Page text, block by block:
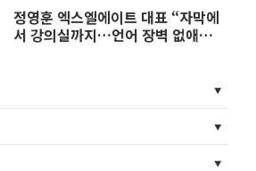
정영훈 엑스엘에이트 대표 “자막에
서 강의실까지…언어 장벽 없애는